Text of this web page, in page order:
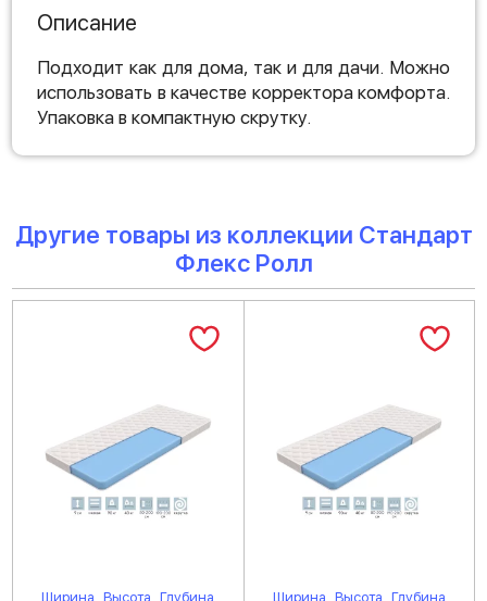
Описание
Подходит как для дома, так и для дачи. Можно
использовать в качестве корректора комфорта.
Упаковка в компактную скрутку.
Другие товары из коллекции Стандарт
Флекс Ролл
Ширина
Высота
Глубина
Ширина Высота Глубина